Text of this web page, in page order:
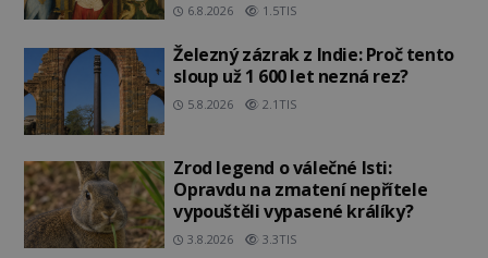
6.8.2026 1.5TIS
Železný zázrak z Indie: Proč tento
sloup už 1 600 let nezná rez?
5.8.2026 2.1TIS
Zrod legend o válečné lsti:
Opravdu na zmatení nepřítele
vypouštěli vypasené králíky?
3.8.2026 3.3TIS